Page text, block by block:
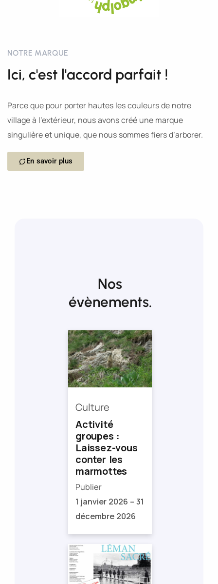
NOTRE MARQUE
Ici, c'est l'accord parfait !
Parce que pour porter hautes les couleurs de notre
village à l’extérieur, nous avons créé une marque
singulière et unique, que nous sommes fiers d’arborer.
En savoir plus
Nos
évènements.
Culture
Activité
groupes :
Laissez-vous
conter les
marmottes
Publier
1 janvier 2026 – 31
décembre 2026